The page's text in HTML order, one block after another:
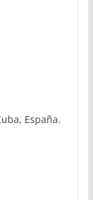
España.